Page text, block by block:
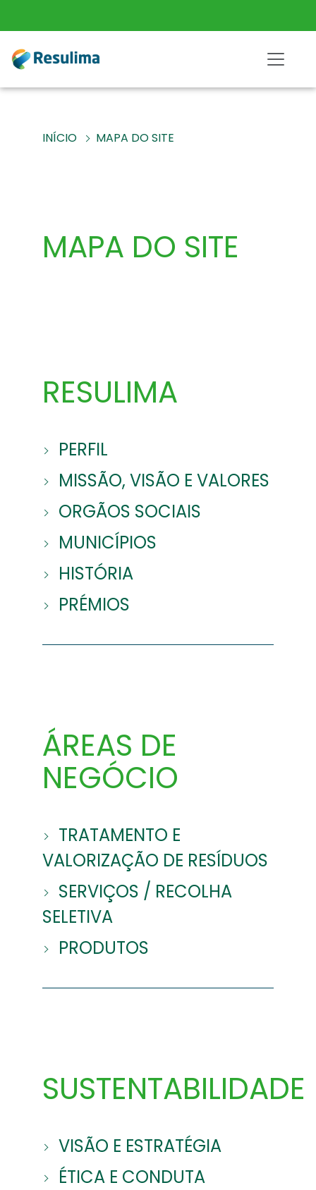
INÍCIO MAPA DO SITE
MAPA DO SITE
RESULIMA
PERFIL
MISSÃO, VISÃO E VALORES
ORGÃOS SOCIAIS
MUNICÍPIOS
HISTÓRIA
PRÉMIOS
ÁREAS DE
NEGÓCIO
TRATAMENTO E
VALORIZAÇÃO DE RESÍDUOS
SERVIÇOS / RECOLHA
SELETIVA
PRODUTOS
SUSTENTABILIDADE
VISÃO E ESTRATÉGIA
ÉTICA E CONDUTA